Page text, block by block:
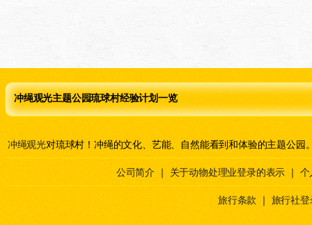
冲绳观光主题公园琉球村经验计划一览
冲绳观光对琉球村！冲绳的文化、艺能、自然能看到和体验的主题公园
公司简介 ｜ 关于动物处理业登录的表示 ｜
旅行条款 ｜ 旅行社